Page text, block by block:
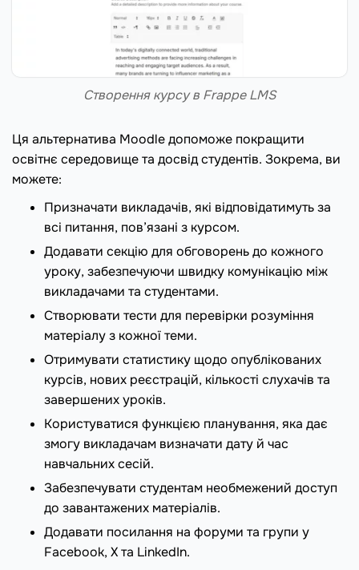
Створення курсу в Frappe LMS
Ця альтернатива Moodle допоможе покращити
освітнє середовище та досвід студентів. Зокрема, ви
можете:
Призначати викладачів, які відповідатимуть за
всі питання, пов’язані з курсом.
Додавати секцію для обговорень до кожного
уроку, забезпечуючи швидку комунікацію між
викладачами та студентами.
Створювати тести для перевірки розуміння
матеріалу з кожної теми.
Отримувати статистику щодо опублікованих
курсів, нових реєстрацій, кількості слухачів та
завершених уроків.
Користуватися функцією планування, яка дає
змогу викладачам визначати дату й час
навчальних сесій.
Забезпечувати студентам необмежений доступ
до завантажених матеріалів.
Додавати посилання на форуми та групи у
Facebook, X та LinkedIn.